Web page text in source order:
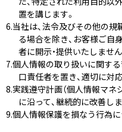
置を講じます。
当社は、法令及びその他の
る場合を除き、お客様ご自
者に開示・提供いたしません
個人情報の取り扱いに関す
口責任者を置き、適切に対
実践遵守計画（個人情報マネ
に沿って、継続的に改善しま
個人情報保護を損なう行為に